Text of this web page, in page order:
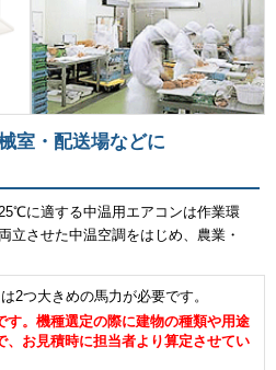
室・配送場などに
に適する中温用エアコンは作業環
立させた中温空調をはじめ、農業・
2つ大きめの馬力が必要です。
す。機種選定の際に建物の種類や用途
、お見積時に担当者より算定させてい